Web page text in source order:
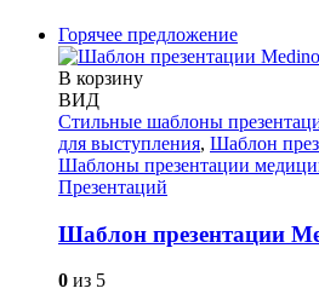
Горячее предложение
В корзину
ВИД
Стильные шаблоны
для выступления, Шаблон
Шаблоны презентации
Презентаций
Шаблон презентации
0 из 5